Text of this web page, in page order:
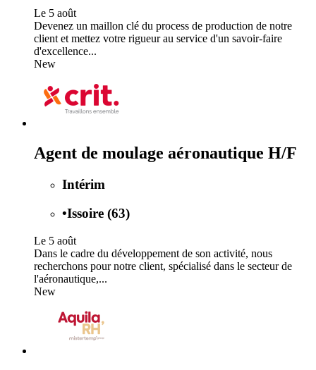
Le 5 août
Devenez un maillon clé du process de production de notre
client et mettez votre rigueur au service d'un savoir-faire
d'excellence...
New
Agent de moulage aéronautique H/F
Intérim
•Issoire (63)
Le 5 août
Dans le cadre du développement de son activité, nous
recherchons pour notre client, spécialisé dans le secteur de
l'aéronautique,...
New